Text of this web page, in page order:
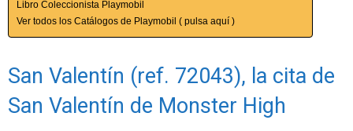
Libro Coleccionista Playmobil
Ver todos los Catálogos de Playmobil ( pulsa aquí )
San Valentín (ref. 72043), la cita de
San Valentín de Monster High